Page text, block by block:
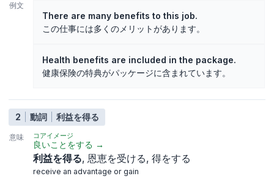
例文
There are many benefits to this job.
この仕事には多くのメリットがあります。
Health benefits are included in the package.
健康保険の特典がパッケージに含まれています。
2 動詞 利益を得る
意味 コアイメージ
良いことをする →
利益を得る 恩恵を受ける 得をする
receive an advantage or gain